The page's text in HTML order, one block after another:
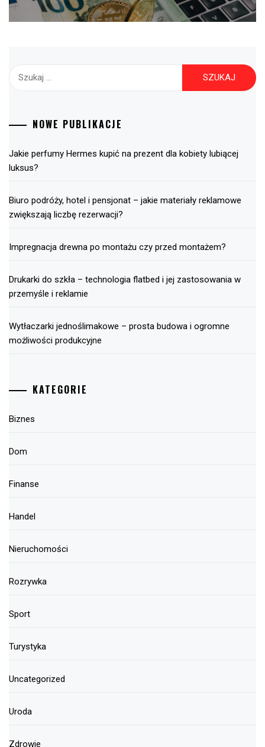
Szukaj:
NOWE PUBLIKACJE
Jakie perfumy Hermes kupić na prezent dla kobiety lubiącej
luksus?
Biuro podróży, hotel i pensjonat – jakie materiały reklamowe
zwiększają liczbę rezerwacji?
Impregnacja drewna po montażu czy przed montażem?
Drukarki do szkła – technologia flatbed i jej zastosowania w
przemyśle i reklamie
Wytłaczarki jednoślimakowe – prosta budowa i ogromne
możliwości produkcyjne
KATEGORIE
Biznes
Dom
Finanse
Handel
Nieruchomości
Rozrywka
Sport
Turystyka
Uncategorized
Uroda
Zdrowie